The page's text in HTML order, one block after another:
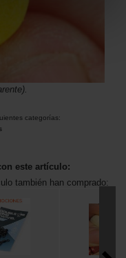
categorías:
este artículo:
también han comprado: